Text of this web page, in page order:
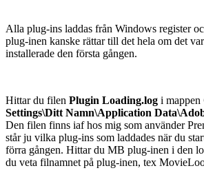
Alla plug-ins laddas från Windows register
plug-inen kanske rättar till det hela om det
installerade den första gången.
Hittar du filen Plugin Loading.log i mappen
Settings\Ditt Namn\Application
Den filen finns iaf hos mig som använder
står ju vilka plug-ins som laddades när du
förra gången. Hittar du MB plug-inen i den
du veta filnamnet på plug-inen, tex